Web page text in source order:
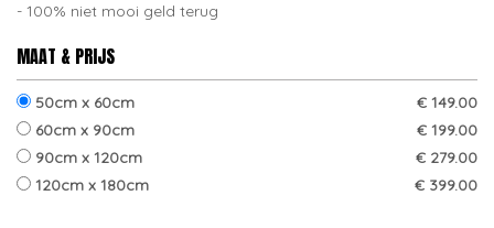
100% niet mooi geld terug
MAAT & PRIJS
50cm x 60cm
€ 149.00
60cm x 90cm
€ 199.00
90cm x 120cm
€ 279.00
120cm x 180cm
€ 399.00